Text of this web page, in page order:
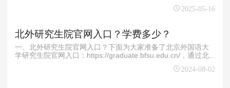
2025-05-16
北外研究生院官网入口？学费多少？
一、北外研究生院官网入口？下面为大家准备了北京外国语大
学研究生院官网入口：https://graduate.bfsu.edu.cn/，通过北...
2024-08-02